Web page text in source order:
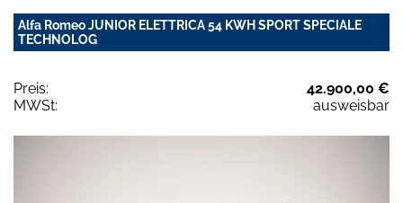
Alfa Romeo JUNIOR ELETTRICA 54 KWH SPORT SPECIALE
TECHNOLOG
Preis:
42.900,00 €
MWSt:
ausweisbar